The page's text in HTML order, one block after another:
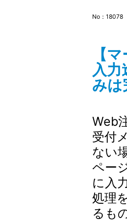
No：18078
【
入
み
Web
受付
ない
ペー
に入
処理
るも